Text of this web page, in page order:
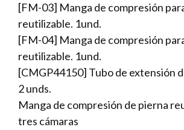
[FM-03] Manga de compresión
reutilizable. 1und.
[FM-04] Manga de compresión
reutilizable. 1und.
[CMGP44150] Tubo de extensión
2 unds.
Manga de compresión de pierna
tres cámaras